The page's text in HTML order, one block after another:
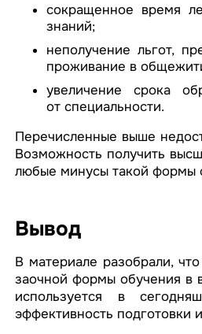
сокращенное время
знаний;
неполучение льгот,
проживание в
увеличение срока
от специальности.
Перечисленные выше
Возможность получить
любые минусы такой формы
Вывод
В материале разобрали,
заочной формы обучения в
используется в
эффективность подготовки